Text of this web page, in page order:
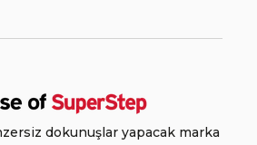
dokunuşlar yapacak marka